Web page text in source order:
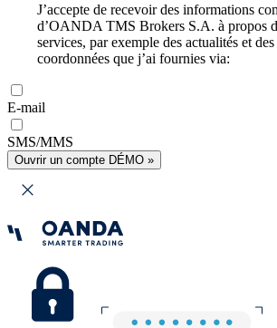
J’accepte de recevoir des informations
d’OANDA TMS Brokers S.A. à propos
services, par exemple des actualités et
coordonnées que j’ai fournies via:
E-mail
SMS/MMS
Ouvrir un compte DÉMO »